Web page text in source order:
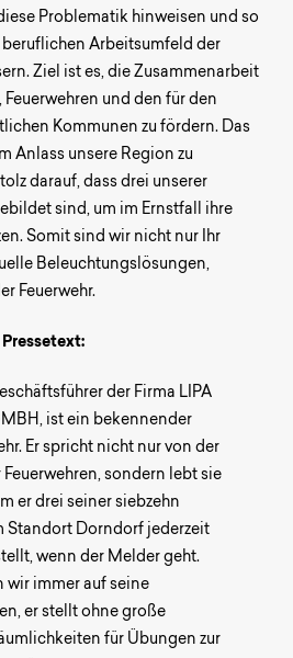
Problematik hinweisen und so
Arbeitsumfeld der
Ziel ist es, die Zusammenarbeit
und den für den
Kommunen zu fördern. Das
Anlass unsere Region zu
darauf, dass drei unserer
sind, um im Ernstfall ihre
Somit sind wir nicht nur Ihr
Beleuchtungslösungen,
Feuerwehr.
der Firma LIPA
ist ein bekennender
Er spricht nicht nur von der
sondern lebt sie
er drei seiner siebzehn
Standort Dorndorf jederzeit
wenn der Melder geht.
wir immer auf seine
er stellt ohne große
für Übungen zur
für individuelle
uns Hallo!